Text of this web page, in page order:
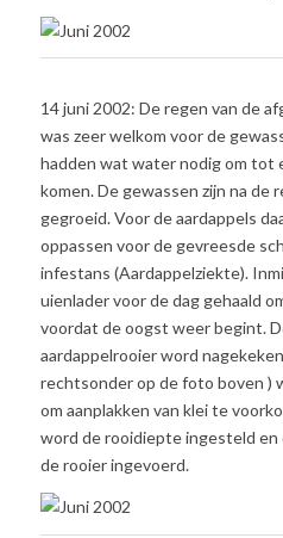
14 juni 2002: De regen van de
was zeer welkom voor de
hadden wat water nodig om tot
komen. De gewassen zijn na de
gegroeid. Voor de aardappels
oppassen voor de gevreesde
infestans (Aardappelziekte).
uienlader voor de dag gehaald
voordat de oogst weer begint.
aardappelrooier word
rechtsonder op de foto boven )
om aanplakken van klei te
word de rooidiepte ingesteld en
de rooier ingevoerd.